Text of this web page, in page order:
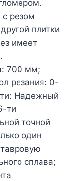
с резом
плитки
имеет
700 мм;
резания: 0-
Надежный
ти
точной
один
сплава;